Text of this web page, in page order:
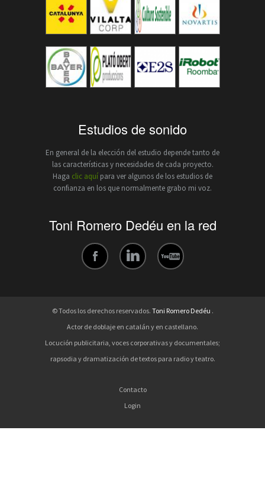
Estudios de sonido
En general de la elección del estudio depende tanto de
las características y necesidades de cada proyecto.
Haga clic aquí para ver algunos de los estudios de
confianza en los que normalmente grabo mi voz.
Toni Romero Dedéu en la red
© Todos los derechos reservados. Toni Romero Dedéu .
Actor de doblaje en catalán y en castellano.
Locución publicitaria, voces corporativas y documentales;
rapsodia y dramatización de textos para radio y teatro.
Contacto
Login